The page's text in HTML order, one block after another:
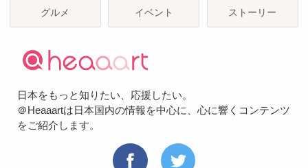
グルメ イベント ストーリー
日本をもっと知りたい、応援したい。
＠Heaaartは日本国内の情報を中心に、心に響くコンテンツ
をご紹介します。